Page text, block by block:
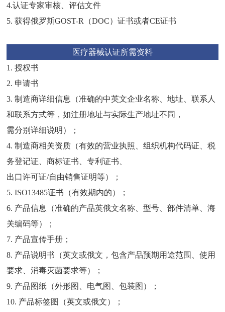
4.认证专家审核、评估文件
5.获得俄罗斯GOST-R （DOC）证书或者CE证书
医疗器械认证所需资料
1.授权书
2. 申请书
3.制造商详细信息（准确的中英文企业名称、地址、联系人
和联系方式等，如注册地址与实际生产地址不同，
需分别详细说明）；
4.制造商相关资质（有效的营业执照、组织机构代码证、税
务登记证、商标证书、专利证书、
出口许可证/自由销售证明等）；
5. ISO13485证书（有效期内的）；
6. 产品信息（准确的产品英俄文名称、型号、部件清单、海
关编码等）；
7. 产品宣传手册；
8. 产品说明书（英文或俄文，包含产品预期用途范围、使用
要求、消毒灭菌要求等）；
9. 产品图纸（外形图、电气图、包装图）；
10. 产品标签图（英文或俄文）；